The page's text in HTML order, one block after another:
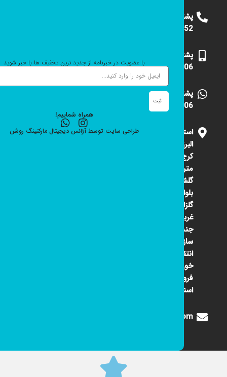
پشتیبانی
09124375652
پشتیبانی
09101531006
پشتیبانی
09101531006
استان
البرز
متری
گلشهر
بلوار
گلزار
غربی
جنب
سازمان
انتقال
خون
فروشگاه
اسنوا
Digione1360@gmail.com
با عضویت در خبرنامه از جدید ترین تخفیف ها با خبر شوید
ثبت
همراه شماییم!
طراحی سایت توسط آژانس دیجیتال مارکتینگ روشن